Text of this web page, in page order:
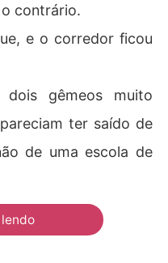
contrário.
e o corredor ficou
gêmeos muito
ter saído de
de uma escola de